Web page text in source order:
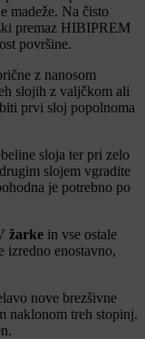
madeže. Na čisto
premaz HIBIPREM
površine.
z nanosom
slojih z valjčkom ali
prvi sloj popolnoma
sloja ter pri zelo
slojem vgradite
je potrebno po
žarke in vse ostale
enostavno,
nove brezšivne
naklonom treh stopinj.